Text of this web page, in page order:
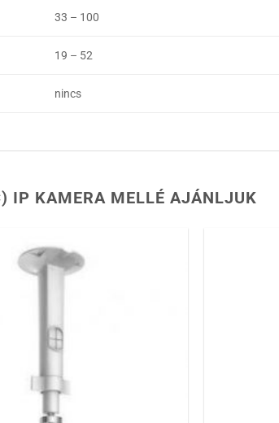
33 – 100
19 – 52
nincs
IP KAMERA MELLÉ AJÁNLJUK